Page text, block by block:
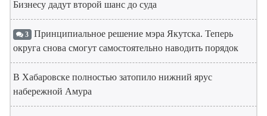
Бизнесу дадут второй шанс до суда
3 Принципиальное решение мэра Якутска. Теперь
округа снова смогут самостоятельно наводить порядок
В Хабаровске полностью затопило нижний ярус
набережной Амура